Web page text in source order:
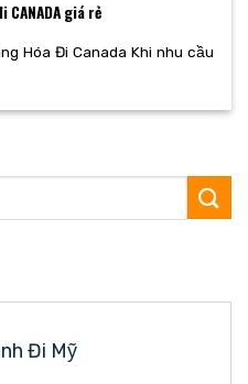
CANADA giá rẻ
Hóa Đi Canada Khi nhu cầu
Đi Mỹ